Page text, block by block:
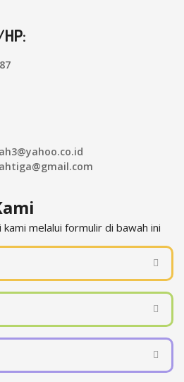
melalui formulir di bawah ini